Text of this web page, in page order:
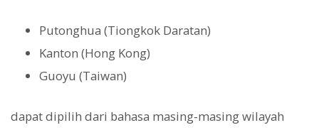
Putonghua (Tiongkok Daratan)
Kanton (Hong Kong)
Guoyu (Taiwan)
dapat dipilih dari bahasa masing-masing wilayah